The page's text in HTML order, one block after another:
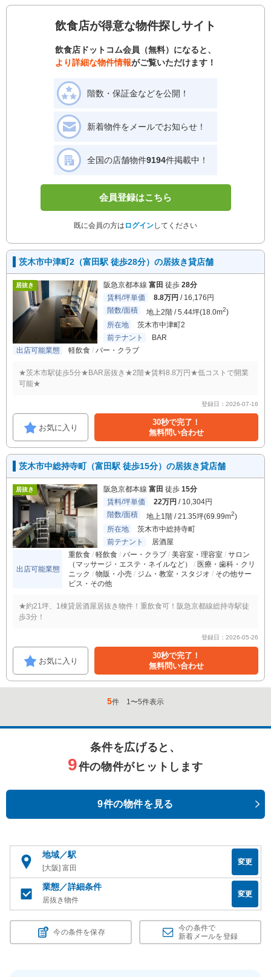
飲食店が得意な物件探しサイト
飲食店ドットコム会員（無料）になると、
より詳細な物件情報がご覧いただけます！
階数・保証金などを公開！
新着物件をメールでお知らせ！
全国の店舗物件9194件掲載中！
会員登録はこちら
既に会員の方は ログインしてください
茨木市中津町2（富田駅 徒歩28分）の居抜き貸店舗
居抜き 阪急京都本線 富田 徒歩 28分
賃料/坪単価
8.8万円 / 16,176円
階数/面積
地上2階 / 5.44坪(18.0m2)
所在地
茨木市中津町2
前テナント
BAR
出店可能業態
軽飲食 バー・クラブ
★茨木市駅徒歩5分★BAR居抜き★2階★賃料8.8万円★低コストで開業
可能★
登録日：2026-07-16
お気に入り
30秒で完了！
無料問い合わせ
茨木市中総持寺町（富田駅 徒歩15分）の居抜き貸店舗
居抜き 阪急京都本線 富田 徒歩 15分
賃料/坪単価
22万円 / 10,304円
階数/面積
地上1階 / 21.35坪(69.99m2)
所在地
茨木市中総持寺町
前テナント
居酒屋
出店可能業態
重飲食 軽飲食 バー・クラブ 美容室・理容室
サロン
（マッサージ・エステ・ネイルなど）
医療・歯科・クリ
ニック
物販・小売 ジム・教室・スタジオ
その他サー
ビス・その他
★約21坪、1棟貸居酒屋居抜き物件！重飲食可！阪急京都線総持寺駅徒
歩3分！
登録日：2026-05-26
お気に入り
30秒で完了！
無料問い合わせ
5件 1〜5件表示
条件を広げると、
9件の物件がヒットします
9件の物件を見る
地域／駅
[大阪] 富田
変更
業態／詳細条件
居抜き物件
変更
今の条件を保存
今の条件で
新着メールを登録